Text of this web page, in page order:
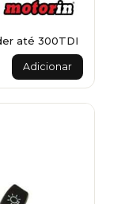
até 300TDI
Adicionar